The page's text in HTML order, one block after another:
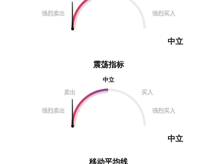
震荡指标
中立
卖出
买入
强烈卖出 强烈买入
中立
强烈卖出 强烈买入
中立
移动平均线